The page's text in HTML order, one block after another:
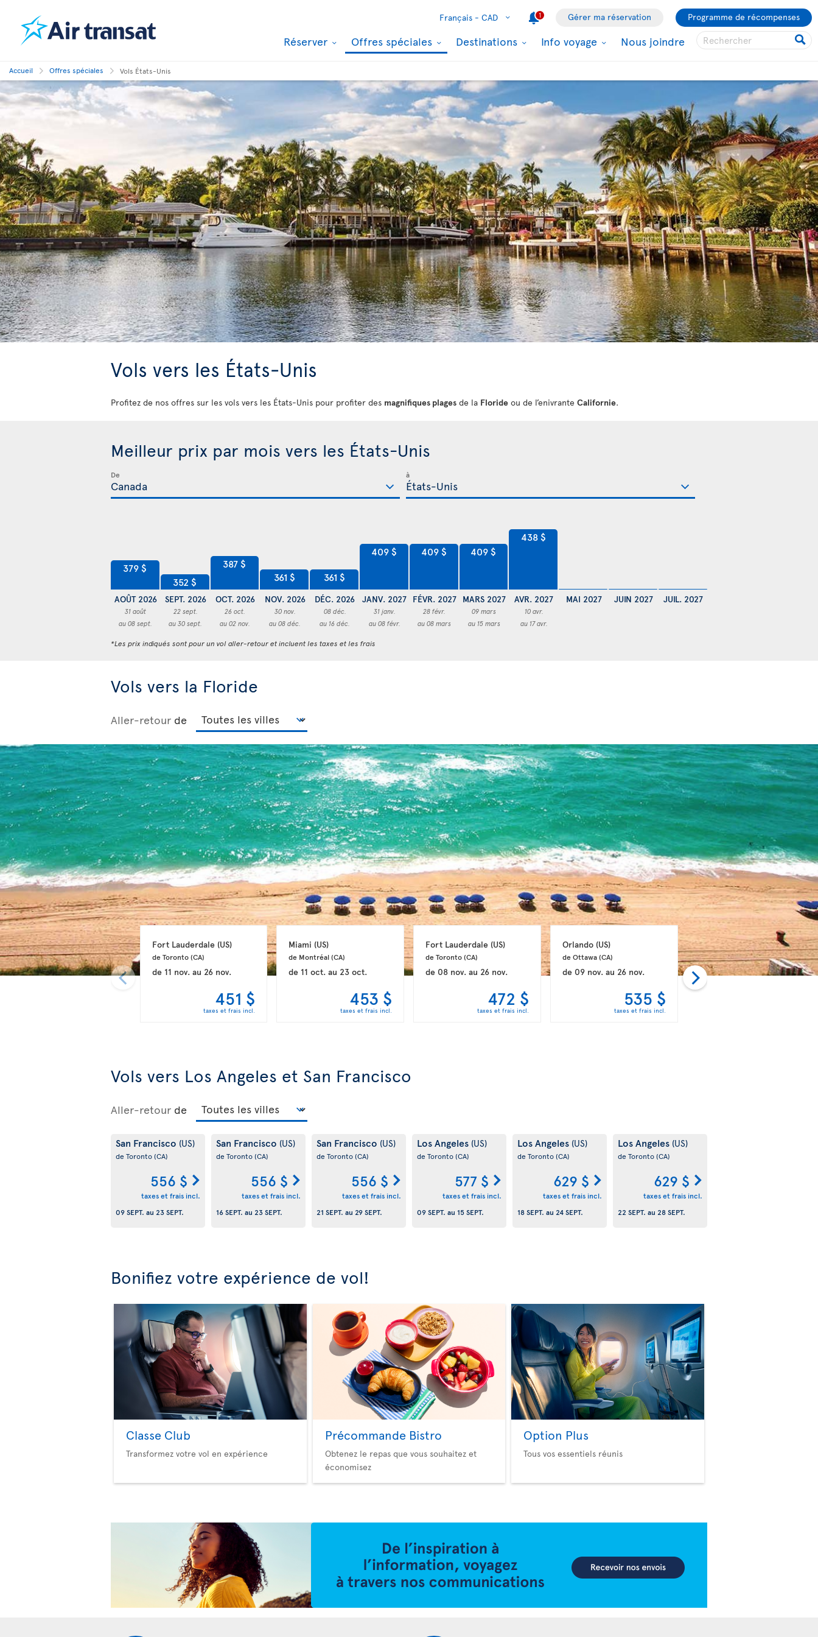
Français - CAD 1 Gérer ma réservation Programme de récompenses
Réserver Offres spéciales Destinations Info voyage Nous joindre
Accueil Offres spéciales Vols États-Unis
Vols vers les États-Unis
Profitez de nos offres sur les vols vers les États-Unis pour profiter des magnifiques plages de la Floride ou de l’enivrante Californie.
Meilleur prix par mois vers les États-Unis
De à
379 $
AOÛT 2026
31 août
au 08 sept.
352 $
SEPT. 2026
22 sept.
au 30 sept.
387 $
OCT. 2026
26 oct.
au 02 nov.
361 $
NOV. 2026
30 nov.
au 08 déc.
361 $
DÉC. 2026
08 déc.
au 16 déc.
409 $
JANV. 2027
31 janv.
au 08 févr.
409 $
FÉVR. 2027
28 févr.
au 08 mars
409 $
MARS 2027
09 mars
au 15 mars
438 $
AVR. 2027
10 avr.
au 17 avr.
MAI 2027 JUIN 2027 JUIL. 2027
*Les prix indiqués sont pour un vol aller-retour et incluent les taxes et les frais
Vols vers la Floride
Aller-retour de
Fort Lauderdale (US)
de Toronto (CA)
de 11 nov.au 26 nov.
451 $
taxes et frais incl.
Miami (US)
de Montréal (CA)
de 11 oct. au 23 oct.
453 $
taxes et frais incl.
Fort Lauderdale (US)
de Toronto (CA)
de 08 nov. au 26 nov.
472 $
taxes et frais incl.
Orlando (US)
de Ottawa (CA)
de 09 nov. au 26 nov.
535 $
taxes et frais incl.
Orlando (US)
de Ottawa (CA)
de02 nov.au18 nov.
Vols vers Los Angeles et San Francisco
Aller-retour de
San Francisco (US)
de Toronto(CA)
556 $
taxes et frais incl.
09 SEPT. au 23 SEPT.
San Francisco (US)
de Toronto(CA)
556 $
taxes et frais incl.
16 SEPT. au 23 SEPT.
San Francisco (US)
de Toronto(CA)
556 $
taxes et frais incl.
21 SEPT. au 29 SEPT.
Los Angeles (US)
de Toronto(CA)
577 $
taxes et frais incl.
09 SEPT. au 15 SEPT.
Los Angeles (US)
de Toronto(CA)
629 $
taxes et frais incl.
18 SEPT. au 24 SEPT.
Los Angeles (US)
de Toronto(CA)
629 $
taxes et frais incl.
22 SEPT. au 28 SEPT.
Bonifiez votre expérience de vol!
Classe Club
Transformez votre vol en expérience
Précommande Bistro
Obtenez le repas que vous souhaitez et
économisez
Option Plus
Tous vos essentiels réunis